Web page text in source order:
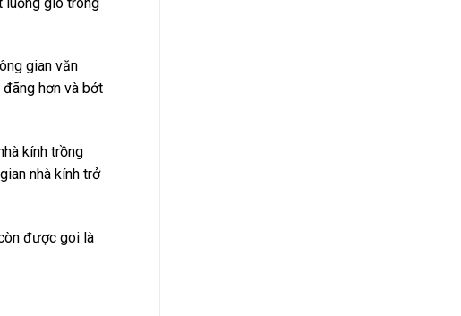
gian văn
hơn và bớt
kính trồng
nhà kính trở
được goi là